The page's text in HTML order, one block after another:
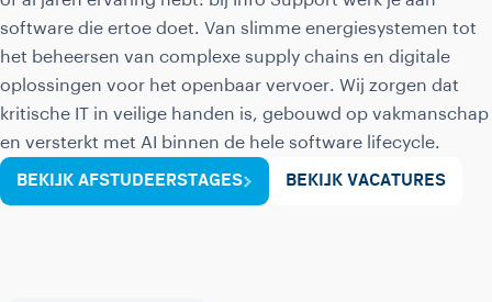
software die ertoe doet. Van slimme energiesystemen tot
het beheersen van complexe supply chains en digitale
oplossingen voor het openbaar vervoer. Wij zorgen dat
kritische IT in veilige handen is, gebouwd op vakmanschap
en versterkt met AI binnen de hele software lifecycle.
BEKIJK AFSTUDEERSTAGES BEKIJK VACATURES